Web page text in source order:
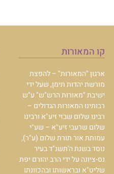
קו המאורות
ארגון "המאורות" – להפצת
מורשת יהדות תימן, שעל ידי
ישיבת "מאורות הרש"ש" ע"ש
רבותינו המאורות הגדולים –
רבינו שלום שבזי זיע"א ורבינו
שלום שרעבי זיע"א – שע"י
עמותת אור תורת שלום (ע"ר),
נוסד בשנת ה'תשנ"ד בעיר
נס-ציונה על ידי הרב יהורם יפת
שליט"א ובראשותו ובהכוונתו